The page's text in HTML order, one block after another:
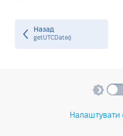
Назад
getUTCDate()